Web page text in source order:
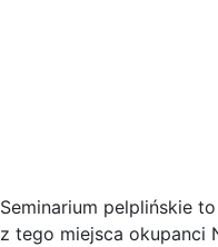
Seminarium pelplińskie
z tego miejsca okupanci